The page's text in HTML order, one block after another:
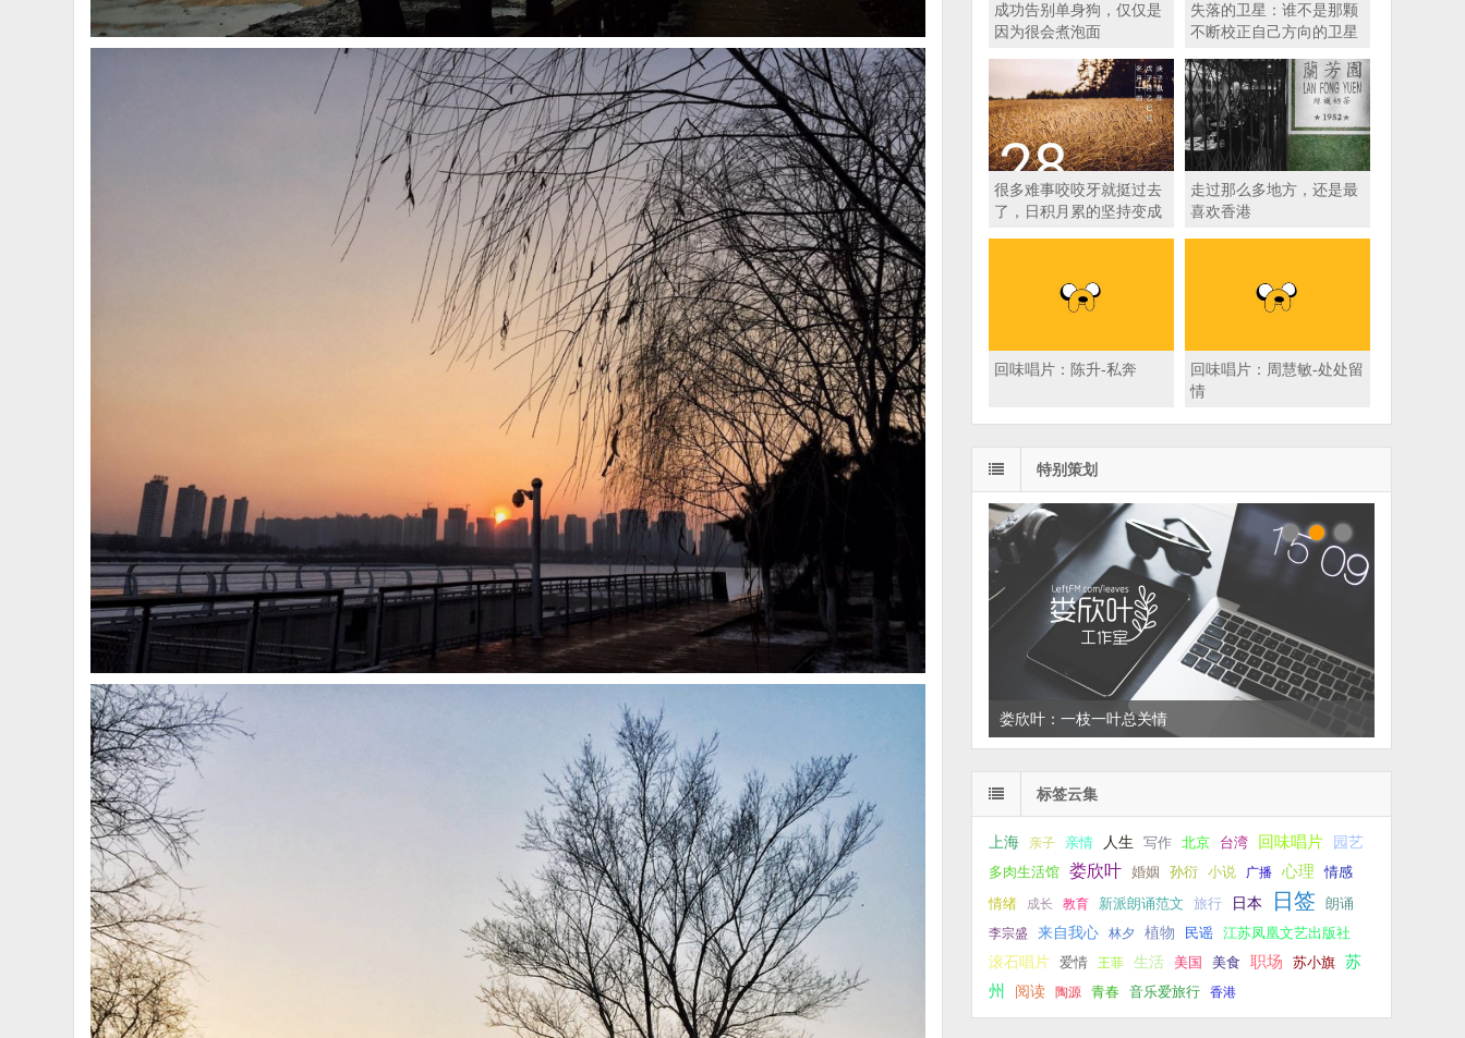
成功告别单身狗，仅仅是
因为很会煮泡面
失落的卫星：谁不是那颗
不断校正自己方向的卫星
很多难事咬咬牙就挺过去
了，日积月累的坚持变成
走过那么多地方，还是最
喜欢香港
回味唱片：陈升-私奔
回味唱片：周慧敏-处处留
情
特别策划
娄欣叶：一枝一叶总关情
左叔：一生中还有多少个你
标签云集
上海 亲子 亲情 人生 写作 北京 台湾 回味唱片 园艺
多肉生活馆 娄欣叶 婚姻 孙衍 小说 广播 心理 情感
情绪 成长 教育 新派朗诵范文 旅行 日本 日签 朗诵
李宗盛 来自我心 林夕 植物 民谣
江苏凤凰文艺出版社
滚石唱片
爱情 王菲 生活 美国 美食 职场 苏小旗
苏
州
阅读 陶源 青春 音乐爱旅行 香港